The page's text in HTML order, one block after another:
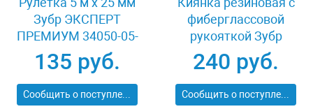
Зубр ЭКСПЕРТ
ПРЕМИУМ 34050-05-
25_z01
135 руб.
Сообщить о поступлении
фиберглассовой
рукояткой Зубр
ЭКСПЕРТ 2053-
60_z01
240 руб.
Сообщить о поступлении